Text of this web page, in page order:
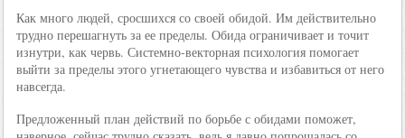
Как много людей, сросшихся со своей обидой. Им действительно
трудно перешагнуть за ее пределы. Обида ограничивает и точит
изнутри, как червь. Системно-векторная психология помогает
выйти за пределы этого угнетающего чувства и избавиться от него
навсегда.
Предложенный план действий по борьбе с обидами поможет,